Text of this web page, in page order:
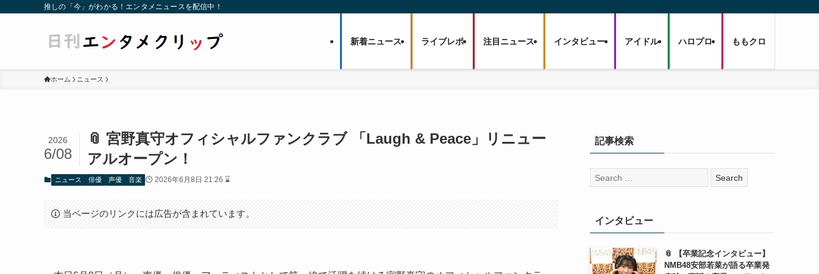
推しの「今」がわかる！エンタメニュースを配信中！
新着ニュース ライブレポ 注目ニュース インタビュー アイドル ハロプロ ももクロ
ホーム ニュース
📎 宮野真守オフィシャルファンクラブ 「Laugh & Peace」リニュー
アルオープン！
2026
6/08
ニュース 俳優 声優 音楽 2026年6月8日 21:26 ⌛
当ページのリンクには広告が含まれています。
記事検索
検
索:
インタビュー
📎 【卒業記念インタビュー】
NMB48安部若菜が語る卒業発